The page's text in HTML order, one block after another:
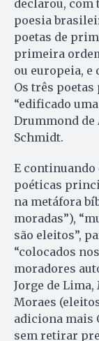
declarou, com
poesia
poetas de
primeira
ou europeia, e
Os três
“edificado
Drummond de
Schmidt.
E continuando
poéticas
na metáfora
moradas”),
são eleitos”,
“colocados
moradores
Jorge de
Moraes
adiciona mais
sem retirar